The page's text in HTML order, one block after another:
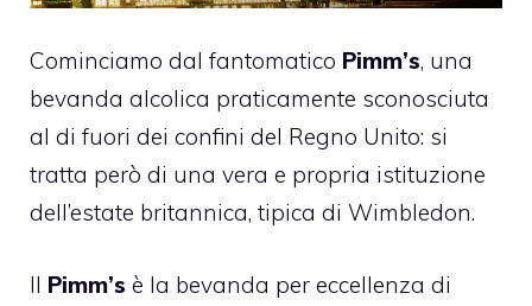
Cominciamo dal fantomatico Pimm’s, una
bevanda alcolica praticamente sconosciuta
al di fuori dei confini del Regno Unito: si
tratta però di una vera e propria istituzione
dell’estate britannica, tipica di Wimbledon.
Il Pimm’s è la bevanda per eccellenza di